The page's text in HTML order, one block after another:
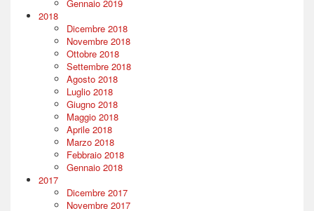
Gennaio 2019
2018
Dicembre 2018
Novembre 2018
Ottobre 2018
Settembre 2018
Agosto 2018
Luglio 2018
Giugno 2018
Maggio 2018
Aprile 2018
Marzo 2018
Febbraio 2018
Gennaio 2018
2017
Dicembre 2017
Novembre 2017